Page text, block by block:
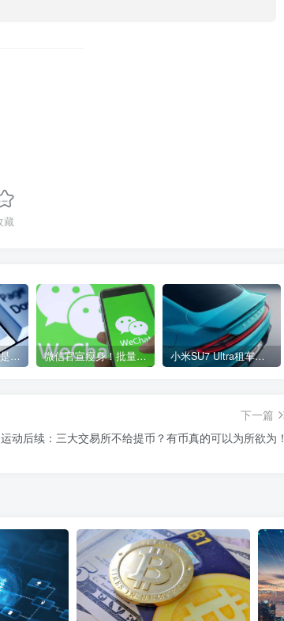
藏
移动光猫超级密码是多少？移动光猫超级管理员后台账号与密码 微信官宣瘦身！批量清理原图新功能来了 安卓、iOS均可使用 小米SU7 Ultra租车单日价格高达万元：一月内已约满 预计一年回本
下一篇
动后续：三大交易所不给提币？有币真的可以为所欲为！